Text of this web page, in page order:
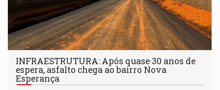
INFRAESTRUTURA: Após quase 30 anos de
espera, asfalto chega ao bairro Nova
Esperança